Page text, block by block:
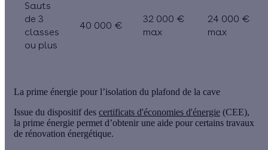
Sauts
de 3
classes
ou plus
40 000 €
32 000 €
max
24 000 €
max
La prime énergie pour l’isolation du plafond de la cave
Issue du dispositif des certificats d'économies d'énergie (CEE),
la prime énergie permet d’obtenir une aide pour certains travaux
de rénovation énergétique.